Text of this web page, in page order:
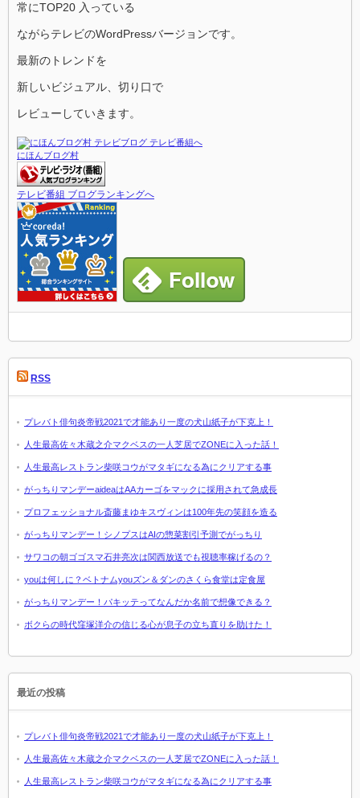
常にTOP20 入っている
ながらテレビのWordPressバージョンです。
最新のトレンドを
新しいビジュアル、切り口で
レビューしていきます。
にほんブログ村
テレビ番組 ブログランキングへ
RSS
プレバト俳句炎帝戦2021で才能あり一度の犬山紙子が下克上！
人生最高佐々木蔵之介マクベスの一人芝居でZONEに入った話！
人生最高レストラン柴咲コウがマタギになる為にクリアする事
がっちりマンデーaideaはAAカーゴをマックに採用されて急成長
プロフェッショナル斎藤まゆキスヴィンは100年先の笑顔を造る
がっちりマンデー！シノプスはAIの惣菜割引予測でがっちり
サワコの朝ゴゴスマ石井亮次は関西放送でも視聴率稼げるの？
youは何しに？ベトナムyouズン＆ダンのさくら食堂は定食屋
がっちりマンデー！パキッテってなんだか名前で想像できる？
ボクらの時代窪塚洋介の信じる心が息子の立ち直りを助けた！
最近の投稿
プレバト俳句炎帝戦2021で才能あり一度の犬山紙子が下克上！
人生最高佐々木蔵之介マクベスの一人芝居でZONEに入った話！
人生最高レストラン柴咲コウがマタギになる為にクリアする事